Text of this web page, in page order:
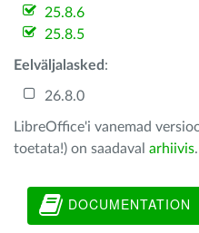
25.8.6
25.8.5
Eelväljalasked :
26.8.0
LibreOffice'i vanemad
toetata!) on saadaval arhiivis.
DOCUMENTATION